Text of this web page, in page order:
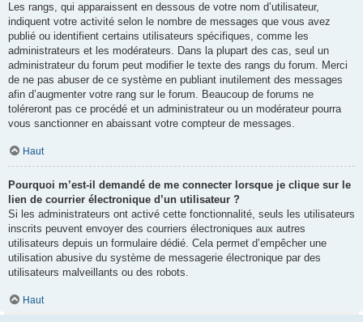
Les rangs, qui apparaissent en dessous de votre nom d’utilisateur,
indiquent votre activité selon le nombre de messages que vous avez
publié ou identifient certains utilisateurs spécifiques, comme les
administrateurs et les modérateurs. Dans la plupart des cas, seul un
administrateur du forum peut modifier le texte des rangs du forum. Merci
de ne pas abuser de ce système en publiant inutilement des messages
afin d’augmenter votre rang sur le forum. Beaucoup de forums ne
toléreront pas ce procédé et un administrateur ou un modérateur pourra
vous sanctionner en abaissant votre compteur de messages.
Haut
Pourquoi m’est-il demandé de me connecter lorsque je clique sur le
lien de courrier électronique d’un utilisateur ?
Si les administrateurs ont activé cette fonctionnalité, seuls les utilisateurs
inscrits peuvent envoyer des courriers électroniques aux autres
utilisateurs depuis un formulaire dédié. Cela permet d’empêcher une
utilisation abusive du système de messagerie électronique par des
utilisateurs malveillants ou des robots.
Haut